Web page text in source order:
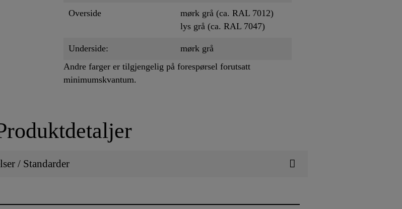
Overside
mørk grå (ca. RAL 7012)
lys grå (ca. RAL 7047)
Underside:
mørk grå
Andre farger er tilgjengelig på forespørsel forutsatt
minimumskvantum.
/ Standarder